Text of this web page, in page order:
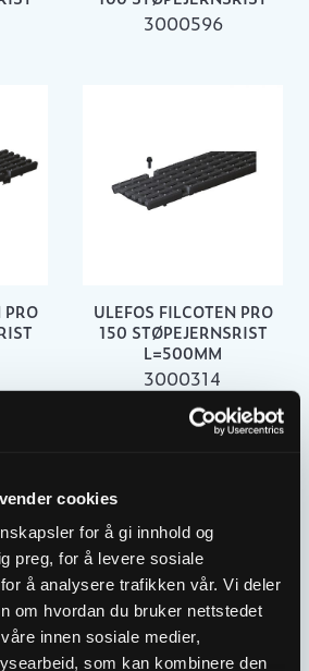
cookies
for å gi innhold og
preg, for å levere sosiale
å analysere trafikken vår. Vi deler
om hvordan du bruker nettstedet
innen sosiale medier,
som kan kombinere den
3000596
PRO
ULEFOS FILCOTEN PRO
150 STØPEJERNSRIST
L=500MM
3000314